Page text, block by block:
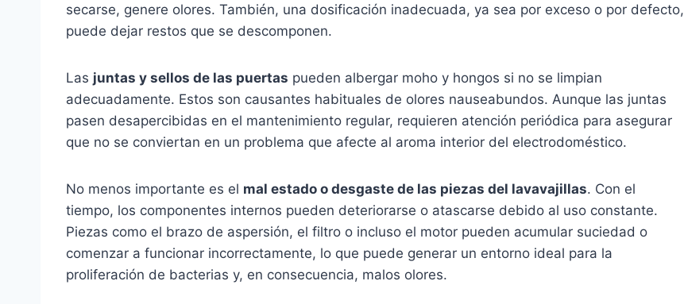
secarse, genere olores. También, una dosificación inadecuada, ya sea por exceso o por defecto,
puede dejar restos que se descomponen.
Las juntas y sellos de las puertas pueden albergar moho y hongos si no se limpian
adecuadamente. Estos son causantes habituales de olores nauseabundos. Aunque las juntas
pasen desapercibidas en el mantenimiento regular, requieren atención periódica para asegurar
que no se conviertan en un problema que afecte al aroma interior del electrodoméstico.
No menos importante es el mal estado o desgaste de las piezas del lavavajillas. Con el
tiempo, los componentes internos pueden deteriorarse o atascarse debido al uso constante.
Piezas como el brazo de aspersión, el filtro o incluso el motor pueden acumular suciedad o
comenzar a funcionar incorrectamente, lo que puede generar un entorno ideal para la
proliferación de bacterias y, en consecuencia, malos olores.